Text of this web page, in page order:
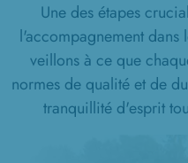
Une des étapes
l'accompagnement
veillons à ce que
normes de qualité et de
tranquillité d'esprit